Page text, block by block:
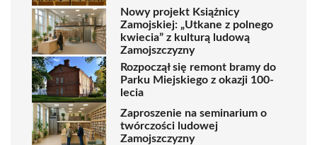
Nowy projekt Książnicy
Zamojskiej: „Utkane z polnego
kwiecia” z kulturą ludową
Zamojszczyzny
Rozpoczął się remont bramy do
Parku Miejskiego z okazji 100-
lecia
Zaproszenie na seminarium o
twórczości ludowej
Zamojszczyzny